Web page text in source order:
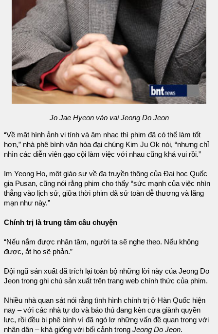
Jo Jae Hyeon vào vai Jeong Do Jeon
“Về mặt hình ảnh vi tính và âm nhạc thì phim đã có thể làm tốt
hơn,” nhà phê bình văn hóa đại chúng Kim Ju Ok nói, “nhưng chỉ
nhìn các diễn viên gạo cội làm việc với nhau cũng khá vui rồi.”
Im Yeong Ho, một giáo sư về đa truyền thông của Đại học Quốc
gia Pusan, cũng nói rằng phim cho thấy “sức mạnh của việc nhìn
thẳng vào lịch sử, giữa thời phim dã sử toàn dễ thương và lãng
mạn như này.”
Chính trị là trung tâm câu chuyện
“Nếu nắm được nhân tâm, người ta sẽ nghe theo. Nếu không
được, ắt họ sẽ phản.”
Đội ngũ sản xuất đã trích lại toàn bộ những lời này của Jeong Do
Jeon trong ghi chú sản xuất trên trang web chính thức của phim.
Nhiều nhà quan sát nói rằng tình hình chính trị ở Hàn Quốc hiện
nay – với các nhà tự do và bảo thủ đang kèn cựa giành quyền
lực, rồi đều bị phê bình vì đã ngó lơ những vấn đề quan trọng với
nhân dân – khá giống với bối cảnh trong Jeong Do Jeon.